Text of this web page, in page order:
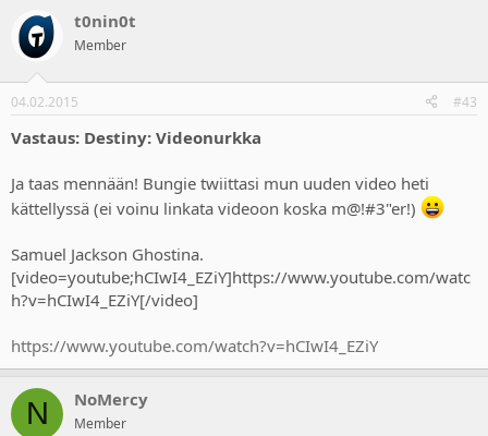
t0nin0t
Member
04.02.2015 #43
Vastaus: Destiny: Videonurkka
Ja taas mennään! Bungie twiittasi mun uuden video heti
kättellyssä (ei voinu linkata videoon koska m@!#3"er!)
Samuel Jackson Ghostina.
[video=youtube;hCIwI4_EZiY]https://www.youtube.com/watc
h?v=hCIwI4_EZiY[/video]
https://www.youtube.com/watch?v=hCIwI4_EZiY
N NoMercy
Member